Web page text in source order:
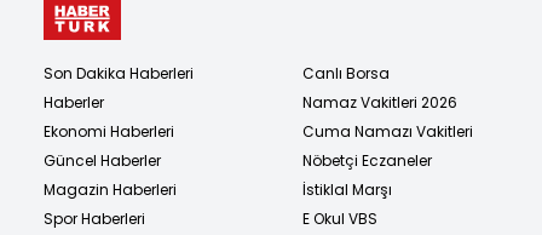
Son Dakika Haberleri
Haberler
Ekonomi Haberleri
Güncel Haberler
Magazin Haberleri
Spor Haberleri
Canlı Borsa
Namaz Vakitleri 2026
Cuma Namazı Vakitleri
Nöbetçi Eczaneler
İstiklal Marşı
E Okul VBS